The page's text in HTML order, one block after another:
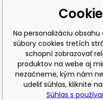
Na personalizáciu
súbory cookies tretích
schopní zobrazovať
produktov na webe aj
nezačneme, kým nám
udeliť súhlas, kliknite
Súhlas s